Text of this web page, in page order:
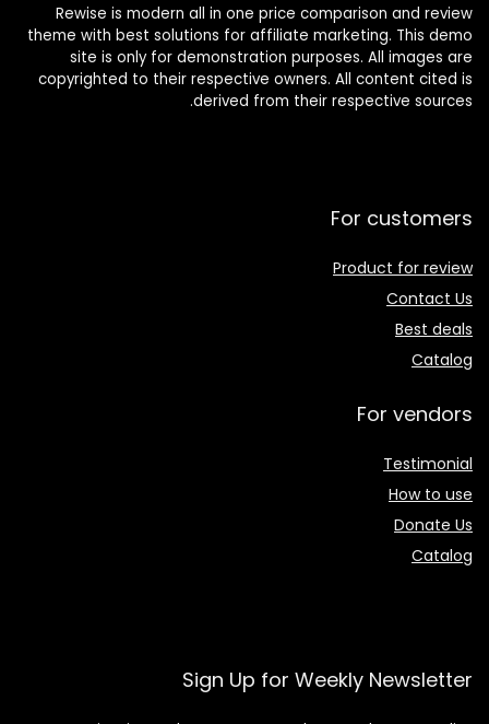
Rewise is modern all in one price comparison and review
theme with best solutions for affiliate marketing. This demo
site is only for demonstration purposes. All images are
copyrighted to their respective owners. All content cited is
derived from their respective sources.
For customers
Product for review
Contact Us
Best deals
Catalog
For vendors
Testimonial
How to use
Donate Us
Catalog
Sign Up for Weekly Newsletter